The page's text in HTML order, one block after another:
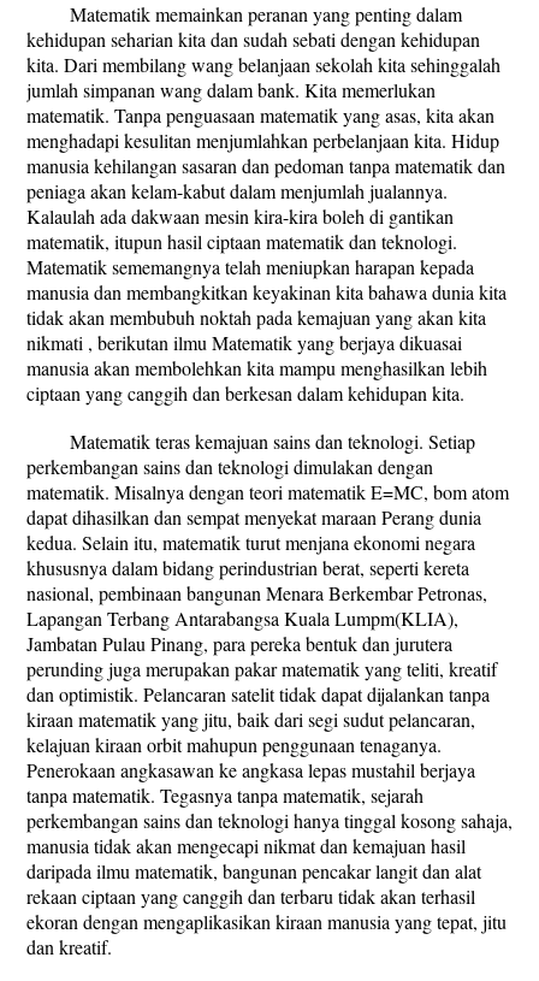
Matematik memainkan peranan yang penting dalam
kehidupan seharian kita dan sudah sebati dengan kehidupan
kita. Dari membilang wang belanjaan sekolah kita sehinggalah
jumlah simpanan wang dalam bank. Kita memerlukan
matematik. Tanpa penguasaan matematik yang asas, kita akan
menghadapi kesulitan menjumlahkan perbelanjaan kita. Hidup
manusia kehilangan sasaran dan pedoman tanpa matematik dan
peniaga akan kelam-kabut dalam menjumlah jualannya.
Kalaulah ada dakwaan mesin kira-kira boleh di gantikan
matematik, itupun hasil ciptaan matematik dan teknologi.
Matematik sememangnya telah meniupkan harapan kepada
manusia dan membangkitkan keyakinan kita bahawa dunia kita
tidak akan membubuh noktah pada kemajuan yang akan kita
nikmati , berikutan ilmu Matematik yang berjaya dikuasai
manusia akan membolehkan kita mampu menghasilkan lebih
ciptaan yang canggih dan berkesan dalam kehidupan kita.
Matematik teras kemajuan sains dan teknologi. Setiap
perkembangan sains dan teknologi dimulakan dengan
matematik. Misalnya dengan teori matematik E=MC, bom atom
dapat dihasilkan dan sempat menyekat maraan Perang dunia
kedua. Selain itu, matematik turut menjana ekonomi negara
khususnya dalam bidang perindustrian berat, seperti kereta
nasional, pembinaan bangunan Menara Berkembar Petronas,
Lapangan Terbang Antarabangsa Kuala Lumpm(KLIA),
Jambatan Pulau Pinang, para pereka bentuk dan jurutera
perunding juga merupakan pakar matematik yang teliti, kreatif
dan optimistik. Pelancaran satelit tidak dapat dijalankan tanpa
kiraan matematik yang jitu, baik dari segi sudut pelancaran,
kelajuan kiraan orbit mahupun penggunaan tenaganya.
Penerokaan angkasawan ke angkasa lepas mustahil berjaya
tanpa matematik. Tegasnya tanpa matematik, sejarah
perkembangan sains dan teknologi hanya tinggal kosong sahaja,
manusia tidak akan mengecapi nikmat dan kemajuan hasil
daripada ilmu matematik, bangunan pencakar langit dan alat
rekaan ciptaan yang canggih dan terbaru tidak akan terhasil
ekoran dengan mengaplikasikan kiraan manusia yang tepat, jitu
dan kreatif.